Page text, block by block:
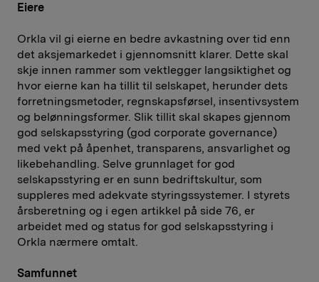
Eiere
Orkla vil gi eierne en bedre avkastning over tid enn
det aksjemarkedet i gjennomsnitt klarer. Dette skal
skje innen rammer som vektlegger langsiktighet og
hvor eierne kan ha tillit til selskapet, herunder dets
forretningsmetoder, regnskapsførsel, insentivsystem
og belønningsformer. Slik tillit skal skapes gjennom
god selskapsstyring (god corporate governance)
med vekt på åpenhet, transparens, ansvarlighet og
likebehandling. Selve grunnlaget for god
selskapsstyring er en sunn bedriftskultur, som
suppleres med adekvate styringssystemer. I styrets
årsberetning og i egen artikkel på side 76, er
arbeidet med og status for god selskapsstyring i
Orkla nærmere omtalt.
Samfunnet